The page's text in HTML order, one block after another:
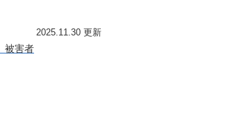
2025.11.30 更新
被害者